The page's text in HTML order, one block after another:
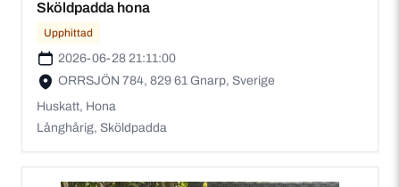
Sköldpadda hona
Upphittad
2026-06-28 21:11:00
ORRSJÖN 784, 829 61 Gnarp, Sverige
Huskatt, Hona
Långhårig, Sköldpadda